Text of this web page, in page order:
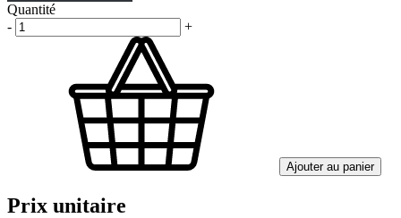
Quantité
-
+
Ajouter au panier
Prix unitaire